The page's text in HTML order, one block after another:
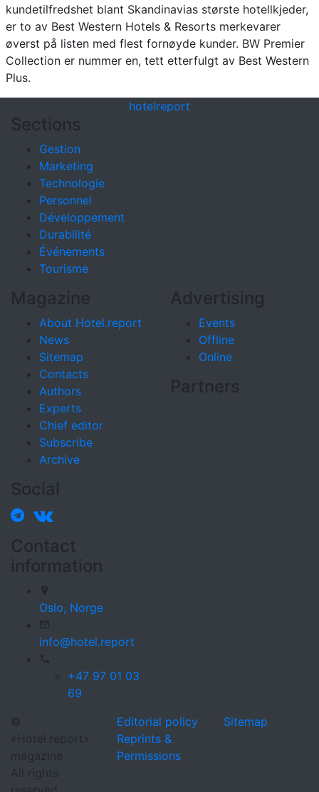
kundetilfredshet blant Skandinavias største hotellkjeder,
er to av Best Western Hotels & Resorts merkevarer
øverst på listen med flest fornøyde kunder. BW Premier
Collection er nummer en, tett etterfulgt av Best Western
Plus.
hotelreport
Sections
Gestion
Marketing
Technologie
Personnel
Développement
Durabilité
Événements
Tourisme
Magazine
About Hotel.report
News
Sitemap
Contacts
Authors
Experts
Chief editor
Subscribe
Archive
Advertising
Events
Offline
Online
Partners
Social
Contact
information
Oslo, Norge
info@hotel.report
+47 97 01 03
69
©
«Hotel.report»
magazine
All rights
Editorial policy
Reprints &
Permissions
Sitemap